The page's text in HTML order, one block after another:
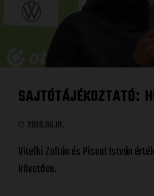
SAJTÓTÁJÉKOZTATÓ:
2020.06.01.
Vitelki Zoltán és Pisont István
követően.